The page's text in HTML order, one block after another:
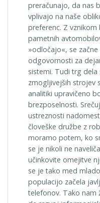
preračunajo, da nas
vplivajo na naše
preferenc. Z
pametnih
»odločajo«, se
odgovornosti za
sistemi. Tudi trg dela
zmogljivejših strojev
analitiki upravičeno
brezposelnosti.
ustreznosti
človeške družbe z
moramo potem, ko
se je nikoli ne
učinkovite omejitve
se je tako med
populacijo začela
telefonov. Tako nam